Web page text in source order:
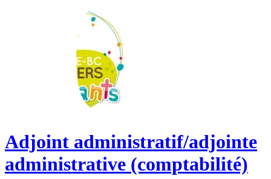
Adjoint administratif/adjointe
administrative (comptabilité)